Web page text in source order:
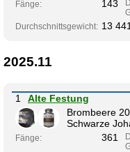
Fänge: 143
Durchschnittsgewicht: 13
2025.11
1
Alte Festung
Brombeere
Schwarze
Fänge: 361